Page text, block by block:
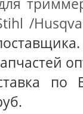
/
по